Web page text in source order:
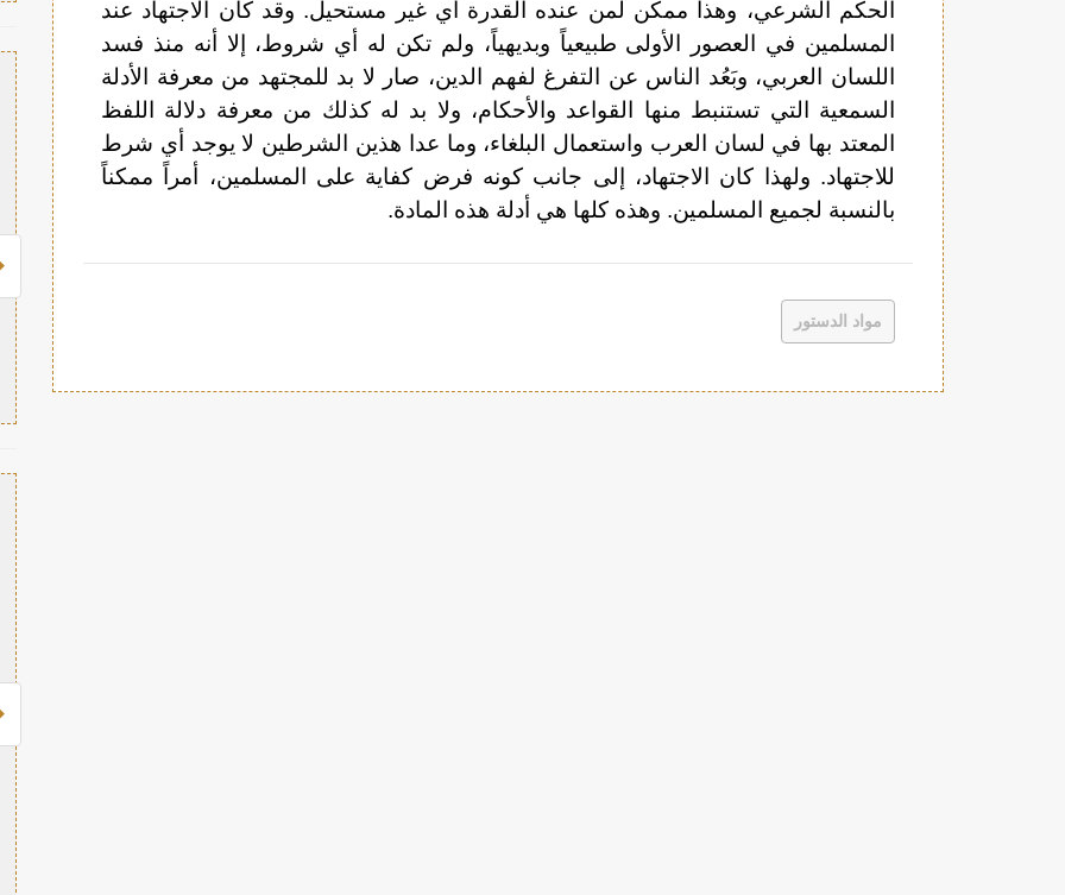
الحكم الشرعي، وهذا ممكن لمن عنده القدرة أي غير مستحيل. وقد كان الاجتهاد عند
المسلمين في العصور الأولى طبيعياً وبديهياً، ولم تكن له أي شروط، إلا أنه منذ فسد
اللسان العربي، وبَعُد الناس عن التفرغ لفهم الدين، صار لا بد للمجتهد من معرفة الأدلة
السمعية التي تستنبط منها القواعد والأحكام، ولا بد له كذلك من معرفة دلالة اللفظ
المعتد بها في لسان العرب واستعمال البلغاء، وما عدا هذين الشرطين لا يوجد أي شرط
للاجتهاد. ولهذا كان الاجتهاد، إلى جانب كونه فرض كفاية على المسلمين، أمراً ممكناً
بالنسبة لجميع المسلمين. وهذه كلها هي أدلة هذه المادة.
مواد الدستور